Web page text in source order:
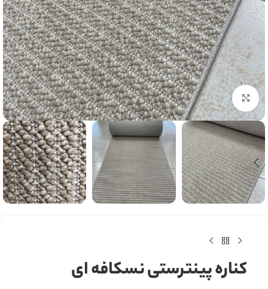
بزرگنمایی تصویر
کناره پینترستی نسکافه ای